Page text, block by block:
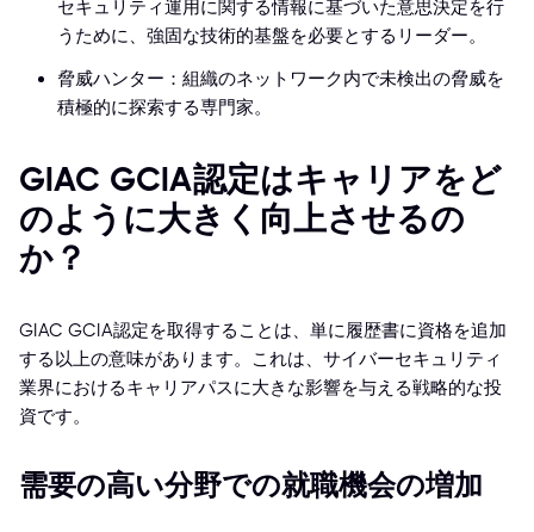
セキュリティ運用に関する情報に基づいた意思決定を行
うために、強固な技術的基盤を必要とするリーダー。
脅威ハンター：組織のネットワーク内で未検出の脅威を
積極的に探索する専門家。
GIAC GCIA認定はキャリアをど
のように大きく向上させるの
か？
GIAC GCIA認定を取得することは、単に履歴書に資格を追加
する以上の意味があります。これは、サイバーセキュリティ
業界におけるキャリアパスに大きな影響を与える戦略的な投
資です。
需要の高い分野での就職機会の増加